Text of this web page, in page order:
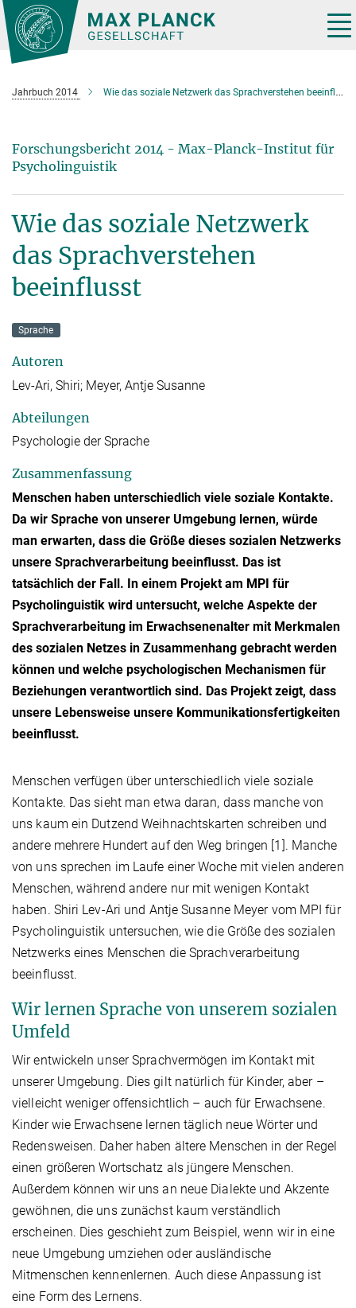
Hauptinhalt
Jahrbuch 2014 Wie das soziale Netzwerk das Sprachverstehen beeinflusst
Forschungsbericht 2014 - Max-Planck-Institut für
Psycholinguistik
Wie das soziale Netzwerk
das Sprachverstehen
beeinflusst
Sprache
Autoren
Lev-Ari, Shiri; Meyer, Antje Susanne
Abteilungen
Psychologie der Sprache
Zusammenfassung
Menschen haben unterschiedlich viele soziale Kontakte.
Da wir Sprache von unserer Umgebung lernen, würde
man erwarten, dass die Größe dieses sozialen Netzwerks
unsere Sprachverarbeitung beeinflusst. Das ist
tatsächlich der Fall. In einem Projekt am MPI für
Psycholinguistik wird untersucht, welche Aspekte der
Sprachverarbeitung im Erwachsenenalter mit Merkmalen
des sozialen Netzes in Zusammenhang gebracht werden
können und welche psychologischen Mechanismen für
Beziehungen verantwortlich sind. Das Projekt zeigt, dass
unsere Lebensweise unsere Kommunikationsfertigkeiten
beeinflusst.
Menschen verfügen über unterschiedlich viele soziale
Kontakte. Das sieht man etwa daran, dass manche von
uns kaum ein Dutzend Weihnachtskarten schreiben und
andere mehrere Hundert auf den Weg bringen [1]. Manche
von uns sprechen im Laufe einer Woche mit vielen anderen
Menschen, während andere nur mit wenigen Kontakt
haben. Shiri Lev-Ari und Antje Susanne Meyer vom MPI für
Psycholinguistik untersuchen, wie die Größe des sozialen
Netzwerks eines Menschen die Sprachverarbeitung
beeinflusst.
Wir lernen Sprache von unserem sozialen
Umfeld
Wir entwickeln unser Sprachvermögen im Kontakt mit
unserer Umgebung. Dies gilt natürlich für Kinder, aber –
vielleicht weniger offensichtlich – auch für Erwachsene.
Kinder wie Erwachsene lernen täglich neue Wörter und
Redensweisen. Daher haben ältere Menschen in der Regel
einen größeren Wortschatz als jüngere Menschen.
Außerdem können wir uns an neue Dialekte und Akzente
gewöhnen, die uns zunächst kaum verständlich
erscheinen. Dies geschieht zum Beispiel, wenn wir in eine
neue Umgebung umziehen oder ausländische
Mitmenschen kennenlernen. Auch diese Anpassung ist
eine Form des Lernens.